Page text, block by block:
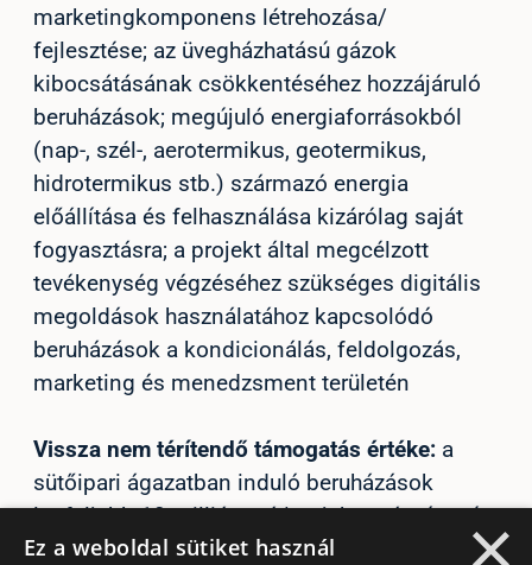
marketingkomponens létrehozása/
fejlesztése; az üvegházhatású gázok
kibocsátásának csökkentéséhez hozzájáruló
beruházások; megújuló energiaforrásokból
(nap-, szél-, aerotermikus, geotermikus,
hidrotermikus stb.) származó energia
előállítása és felhasználása kizárólag saját
fogyasztásra; a projekt által megcélzott
tevékenység végzéséhez szükséges digitális
megoldások használatához kapcsolódó
beruházások a kondicionálás, feldolgozás,
marketing és menedzsment területén
Vissza nem térítendő támogatás értéke: a
sütőipari ágazatban induló beruházások
legfeljebb 10 millió euró/projekt; más típusú
beruházások esetében legfeljebb 3 millió
Ez a weboldal sütiket használ